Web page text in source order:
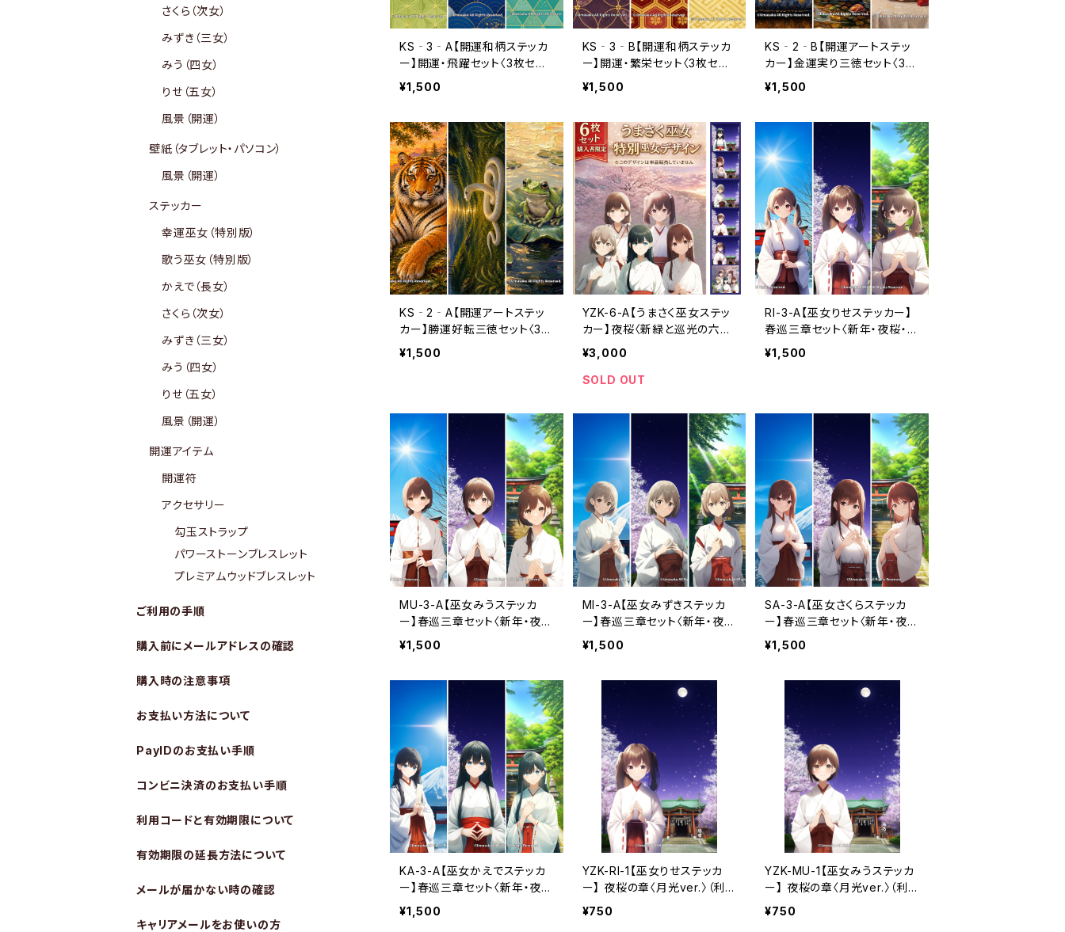
KS‐3‐A【開運和柄ステッカ
ー】開運・飛躍セット〈3枚セッ
ト〉（利用コード3ヶ月分付き）
¥1,500
KS‐3‐B【開運和柄ステッカ
ー】開運・繁栄セット〈3枚セッ
ト〉（利用コード3ヶ月分付き）
¥1,500
KS‐2‐B【開運アートステッ
カー】金運実り三徳セット〈3枚
セット〉（利用コード3ヶ月分付
き）
¥1,500
KS‐2‐A【開運アートステッ
カー】勝運好転三徳セット〈3枚
セット〉（利用コード3ヶ月分付
き）
¥1,500
YZK-6-A【うまさく巫女ステッ
カー】夜桜〈新緑と巡光の六
守〉（利用コード6ヶ月付き）
¥3,000
SOLD OUT
RI-3-A【巫女りせステッカー】
春巡三章セット〈新年・夜桜・初
夏〉（利用コード3ヶ月付き）
¥1,500
MU-3-A【巫女みうステッカ
ー】春巡三章セット〈新年・夜
桜・初夏〉（利用コード3ヶ月付
き）
¥1,500
MI-3-A【巫女みずきステッカ
ー】春巡三章セット〈新年・夜
桜・初夏〉（利用コード3ヶ月付
き）
¥1,500
SA-3-A【巫女さくらステッカ
ー】春巡三章セット〈新年・夜
桜・初夏〉（利用コード3ヶ月付
き）
¥1,500
KA-3-A【巫女かえでステッカ
ー】春巡三章セット〈新年・夜
桜・初夏〉（利用コード3ヶ月付
き）
¥1,500
YZK-RI-1【巫女りせステッカ
ー】 夜桜の章〈月光ver.〉（利
用コード1ヶ月付き）
¥750
YZK-MU-1【巫女みうステッカ
ー】 夜桜の章〈月光ver.〉（利
用コード1ヶ月付き）
¥750
さくら（次女）
みずき（三女）
みう（四女）
りせ（五女）
風景（開運）
壁紙（タブレット・パソコン）
風景（開運）
ステッカー
幸運巫女（特別版）
歌う巫女（特別版）
かえで（長女）
さくら（次女）
みずき（三女）
みう（四女）
りせ（五女）
風景（開運）
開運アイテム
開運符
アクセサリー
勾玉ストラップ
パワーストーンブレスレット
プレミアムウッドブレスレット
ご利用の手順
購入前にメールアドレスの確認
購入時の注意事項
お支払い方法について
PayIDのお支払い手順
コンビニ決済のお支払い手順
利用コードと有効期限について
有効期限の延長方法について
メールが届かない時の確認
キャリアメールをお使いの方